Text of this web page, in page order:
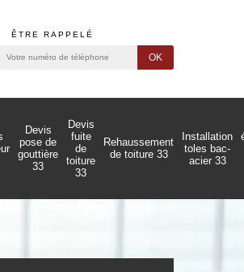
ÊTRE RAPPELÉ
Devis
pose de
gouttière
33
Devis
fuite
de
toiture
33
Rehaussement
de toiture 33
Installation
toles bac-
acier 33